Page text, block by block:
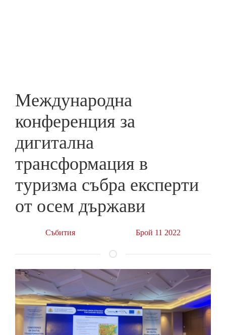
Международна
конференция за
дигитална
трансформация в
туризма събра експерти
от осем държави
Събития Брой 11 2022